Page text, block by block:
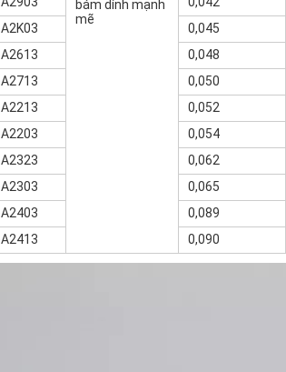
bám dính mạnh
mẽ
0,045
0,048
0,050
0,052
0,054
0,062
0,065
0,089
0,090